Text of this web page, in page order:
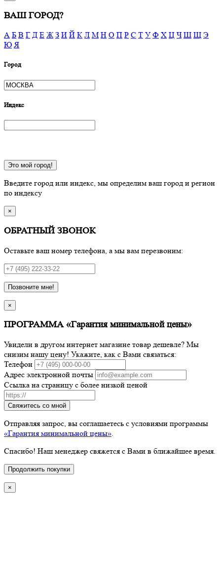
ВАШ ГОРОД?
А Б В Г Д Е Ж З И Й К Л М Н О П Р С Т У Ф Х Ц Ч Ш Щ Э
Ю Я
Город
Индекс
Это мой город!
Введите город или индекс, мы определим ваш город и регион
по индексу
×
ОБРАТНЫЙ ЗВОНОК
Оставьте ваш номер телефона, а мы вам перезвоним:
Позвоните мне!
×
ПРОГРАММА «Гарантия минимальной цены»
Увидели в другом интернет магазине товар дешевле? Мы
снизим нашу цену! Укажите, как с Вами связаться:
Телефон
Адрес электронной почты
Ссылка на страницу с более низкой ценой
Свяжитесь со мной
Отправляя запрос, вы соглашаетесь с условиями программы
«Гарантия минимальной цены».
Спасибо! Наш менеджер свяжется с Вами в ближайшее время.
Продолжить покупки
×